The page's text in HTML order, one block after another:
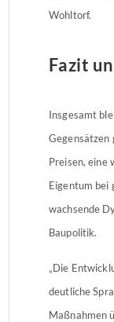
Wohltorf.
Fazit
Insgesamt
Gegensätzen
Preisen, eine
Eigentum bei
wachsende
Baupolitik.
„Die
deutliche
Maßnahmen